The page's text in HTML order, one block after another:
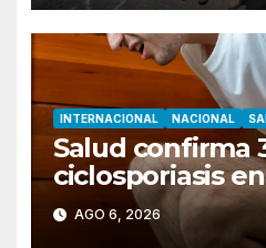
INTERNACIONAL NACIONAL
Salud confirma
ciclosporiasis
descarta
EU
AGO 6, 2026